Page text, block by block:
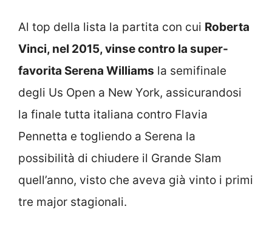
Al top della lista la partita con cui Roberta
Vinci, nel 2015, vinse contro la super-
favorita Serena Williams la semifinale
degli Us Open a New York, assicurandosi
la finale tutta italiana contro Flavia
Pennetta e togliendo a Serena la
possibilità di chiudere il Grande Slam
quell’anno, visto che aveva già vinto i primi
tre major stagionali.